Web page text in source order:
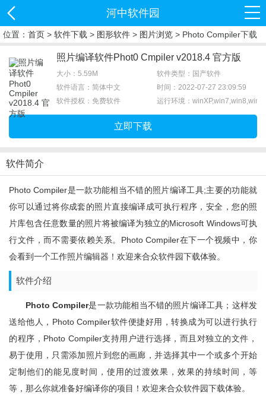
河中软件园
位置： 首页 > 软件下载 > 图形软件 > 图片浏览 > Photo Compiler下载
照片编译软件Phot0 Cmpiler v2018.4 官方版
大小：5.59M
软件类型：国产软件
软件语言：简体中文
时间：2022-07-27 23:09:59
软件授权：免费软件
运行环境：
立即下载
软件简介
Photo Compiler是一款功能相当不错的照片编译工具;主要的功能就
你可以通过将你成套的照片直接编译成可执行程序，安全，您的照
片库包含任意数量的照片将被编译为独立的Microsoft Windows可执
行文件，而不需要依赖关系。Photo Compiler在下一个视频中，你
会看到一个工作照片编辑器！欢迎来合众软件园下载体验。
软件介绍
Photo Compiler是一款功能相当不错的照片编译工具；这样发
送给他人，Photo Compiler软件便捷好用，转换成为可以进行执行
的程序，Photo Compiler支持用户进行选择，而且对独立的文件，
易于使用，只需添加照片到您的画廊，并选择其中一个或多个开始
定制他们的能见度时间，使用的过渡效果，效果的持续时间，等
等，那么你就准备好编译你的项目！欢迎来合众软件园下载体验。